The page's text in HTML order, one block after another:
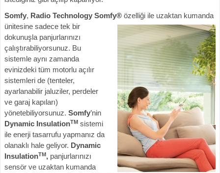
Somfy, Radio Technology Somfy® özelliği ile uzaktan kumanda
ünitesine sadece tek bir
dokunuşla panjurlarınızı
çalıştırabiliyorsunuz. Bu
sistemle aynı zamanda
evinizdeki tüm motorlu açılır
sistemleri de (tenteler,
ayarlanabilir jaluziler, perdeler
ve garaj kapıları)
yönetebiliyorsunuz. Somfy’nin
Dynamic InsulationTM sistemi
ile enerji tasarrufu yapmanız da
olanaklı hale geliyor. Dynamic
InsulationTM, panjurlarınızı
sensör ve uzaktan kumanda